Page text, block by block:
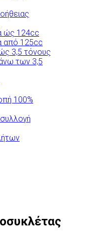
ώς 124cc
από 125cc
3,5 τόνους
των 3,5
100%